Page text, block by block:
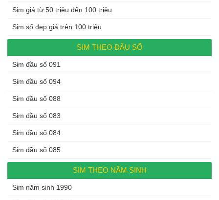
Sim giá từ 50 triệu đến 100 triệu
Sim số đẹp giá trên 100 triệu
SIM THEO ĐẦU SỐ
Sim đầu số 091
Sim đầu số 094
Sim đầu số 088
Sim đầu số 083
Sim đầu số 084
Sim đầu số 085
SIM THEO NĂM SINH
Sim năm sinh 1990